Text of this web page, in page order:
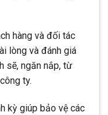
hàng và đối tác
lòng và đánh giá
sẽ, ngăn nắp, từ
ty.
kỳ giúp bảo vệ các